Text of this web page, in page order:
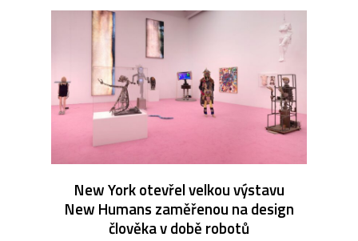
New York otevřel velkou výstavu
New Humans zaměřenou na design
člověka v době robotů